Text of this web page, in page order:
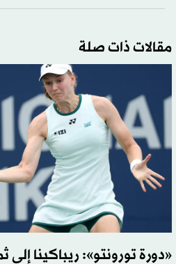
مقالات ذات صلة
«دورة تورونتو»: ريباكينا إلى